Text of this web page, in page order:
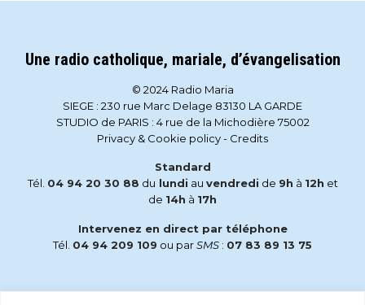
Une radio catholique, mariale, d’évangelisation
© 2024 Radio Maria
SIEGE : 230 rue Marc Delage 83130 LA GARDE
STUDIO de PARIS : 4 rue de la Michodière 75002
Privacy & Cookie policy- Credits
Standard
Tél. 04 94 20 30 88 du lundi au vendredi de 9h à 12h et
de 14h à 17h
Intervenez en direct par téléphone
Tél. 04 94 209 109 ou parSMS : 07 83 89 13 75